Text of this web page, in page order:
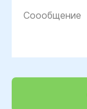
Соообщение